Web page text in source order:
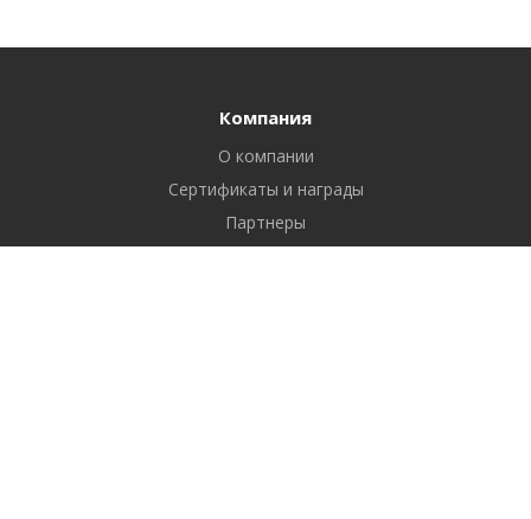
Компания
О компании
Сертификаты и награды
Партнеры